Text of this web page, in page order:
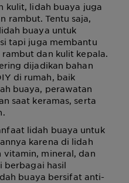
kulit, lidah buaya juga
rambut. Tentu saja,
buaya untuk
tapi juga membantu
dan kulit kepala.
dijadikan bahan
di rumah, baik
buaya, perawatan
saat keramas, serta
lidah buaya untuk
karena di lidah
vitamin, mineral, dan
berbagai hasil
buaya bersifat anti-